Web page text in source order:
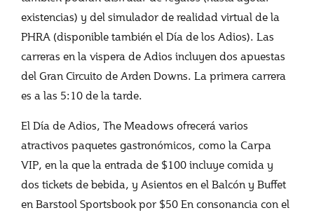
existencias) y del simulador de realidad virtual de la
PHRA (disponible también el Día de los Adios). Las
carreras en la vispera de Adios incluyen dos apuestas
del Gran Circuito de Arden Downs. La primera carrera
es a las 5:10 de la tarde.
El Día de Adios, The Meadows ofrecerá varios
atractivos paquetes gastronómicos, como la Carpa
VIP, en la que la entrada de $100 incluye comida y
dos tickets de bebida, y Asientos en el Balcón y Buffet
en Barstool Sportsbook por $50 En consonancia con el